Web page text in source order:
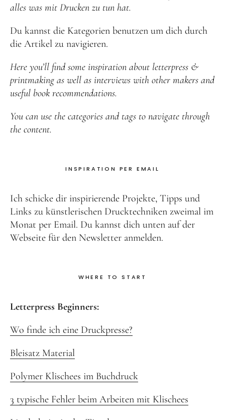
alles was mit Drucken zu tun hat.
Du kannst die Kategorien benutzen um dich durch
die Artikel zu navigieren.
Here you’ll find some inspiration about letterpress &
printmaking as well as interviews with other makers and
useful book recommendations.
You can use the categories and tags to navigate through
the content.
INSPIRATION PER EMAIL
Ich schicke dir inspirierende Projekte, Tipps und
Links zu künstlerischen Drucktechniken zweimal im
Monat per Email. Du kannst dich unten auf der
Webseite für den Newsletter anmelden.
WHERE TO START
Letterpress Beginners:
Wo finde ich eine Druckpresse?
Bleisatz Material
Polymer Klischees im Buchdruck
3 typische Fehler beim Arbeiten mit Klischees